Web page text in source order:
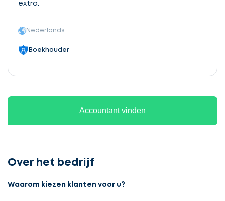
extra.
Nederlands
Boekhouder
Accountant vinden
Over het bedrijf
Waarom kiezen klanten voor u?